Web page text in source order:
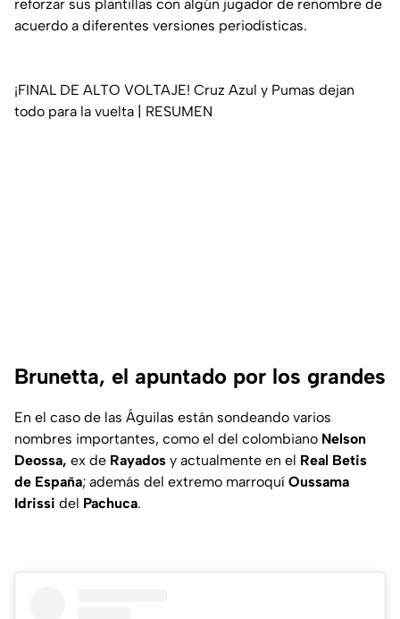
reforzar sus plantillas con algún jugador de renombre de
acuerdo a diferentes versiones periodísticas.
¡FINAL DE ALTO VOLTAJE! Cruz Azul y Pumas dejan
todo para la vuelta | RESUMEN
Brunetta, el apuntado por los grandes
En el caso de las Águilas están sondeando varios
nombres importantes, como el del colombiano Nelson
Deossa, ex de Rayados y actualmente en el Real Betis
de España; además del extremo marroquí Oussama
Idrissi del Pachuca.